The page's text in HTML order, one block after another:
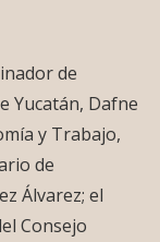
de
Yucatán, Dafne
y Trabajo,
de
Álvarez; el
Consejo